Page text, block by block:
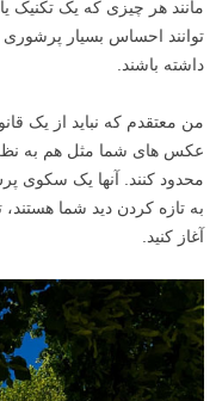
مرسوم است که کادر باید
چشم گیج کننده نباشد. اما
انجام نداده ام، اما با
دیگری می توانید آن را به
الهام بخش شما باشد.
قوانین برای پیروی
شده اند
مانند هر چیزی که یک تکنیک
توانند احساس بسیار پرشوری
داشته باشند.